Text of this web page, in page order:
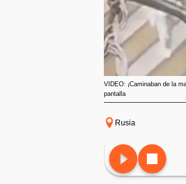
VIDEO: ¡Caminaban de la
pantalla
Rusia